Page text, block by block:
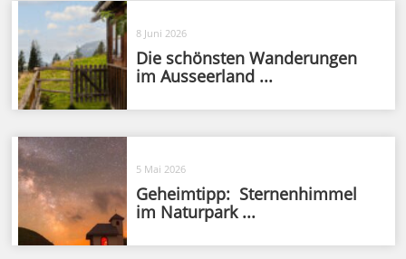
8 Juni 2026
Die schönsten Wanderungen
im Ausseerland ...
5 Mai 2026
Geheimtipp: Sternenhimmel
im Naturpark ...